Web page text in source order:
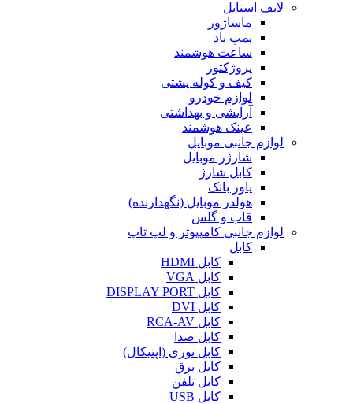
لایف استایل
ماساژور
پمپ باد
ساعت هوشمند
پروژکتور
کیف و کوله پشتی
لوازم خودرو
آرایشی و بهداشتی
عینک هوشمند
لوازم جانبی موبایل
شارژر موبایل
کابل شارژ
پاور بانک
هولدر موبایل (نگهدارنده)
قاب و گلس
لوازم جانبی کامپیوتر و لپ تاپ
کابل
کابل HDMI
کابل VGA
کابل DISPLAY PORT
کابل DVI
کابل RCA-AV
کابل صدا
کابل نوری (اپتیکال)
کابل برق
کابل تلفن
کابل USB